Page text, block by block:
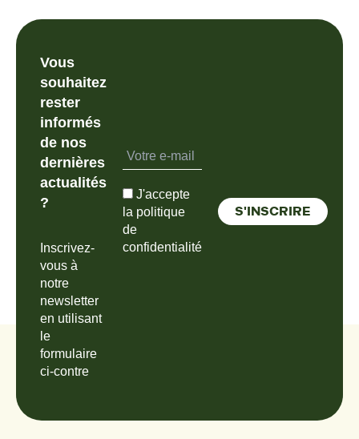
Vous
souhaitez
rester
informés
de nos
dernières
actualités
?
Inscrivez-
vous à
notre
newsletter
en utilisant
le
formulaire
ci-contre
J'accepte
la politique
de
confidentialité